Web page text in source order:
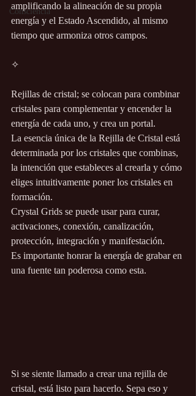
Consciencia
amplificando la alineación de su propia
energía y el Estado Ascendido, al mismo
tiempo que armoniza otros campos.
✧
Rejillas de cristal; se colocan para combinar
cristales para complementar y encender la
energía de cada uno, y crea un portal.
La esencia única de la Rejilla de Cristal está
determinada por los cristales que combinas,
la intención que estableces al crearla y cómo
eliges intuitivamente poner los cristales en
formación.
Crystal Grids se puede usar para curar,
activaciones, conexión, canalización,
protección, integración y manifestación.
Es importante honrar la energía de grabar en
una fuente tan poderosa como esta.
Si se siente llamado a crear una rejilla de
cristal, está listo para hacerlo. Sepa eso y